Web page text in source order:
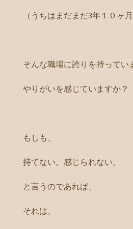
（うちはまだまだ3年１０ヶ
そんな職場に誇りを持ってい
やりがいを感じていますか？
もしも、
持てない。感じられない。
と言うのであれば、
それは、